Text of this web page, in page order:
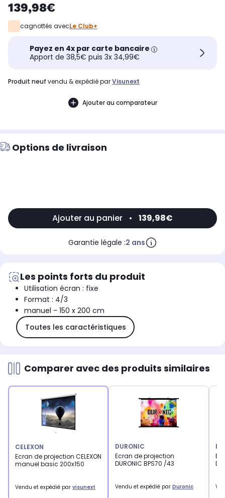
139,98€
cagnottés avecLe Club+
Payez en 4x par carte bancaire
Apport de 38,5€ puis 3x 34,99€
produit neuf vendu & expédié parVisunext
Ajouter au comparateur
Options de livraison
Ajouter au panier • 139,98€
Garantie légale :2 ans
Les points forts du produit
Utilisation écran : fixe
Format : 4/3
manuel - 150 x 200 cm
Toutes les caractéristiques
Comparer avec des produits similaires
CELEXON
Ecran de projection CELEXON
manuel basic 200x150
Vendu et expédié par visunext
DURONIC
Ecran de projection
DURONIC BPS70 /43
Vendu et expédié par Duronic